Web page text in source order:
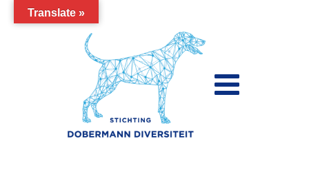
Doorgaan
naar
Translate »